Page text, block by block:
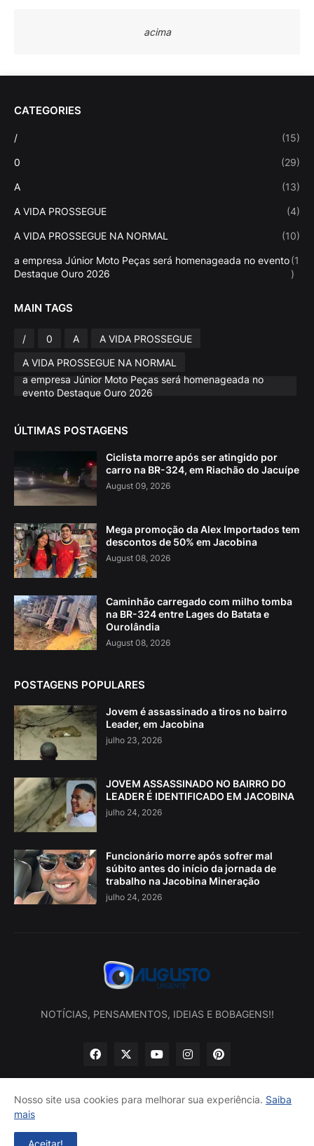
acima
CATEGORIES
/ (15)
0 (29)
A (13)
A VIDA PROSSEGUE (4)
A VIDA PROSSEGUE NA NORMAL (10)
a empresa Júnior Moto Peças será homenageada no evento
Destaque Ouro 2026
(1
)
MAIN TAGS
/ 0 A
A VIDA PROSSEGUE
A VIDA PROSSEGUE NA NORMAL
a empresa Júnior Moto Peças será homenageada no
evento Destaque Ouro 2026
ÚLTIMAS POSTAGENS
Ciclista morre após ser atingido por
carro na BR-324, em Riachão do Jacuípe
August 09, 2026
Mega promoção da Alex Importados tem
descontos de 50% em Jacobina
August 08, 2026
Caminhão carregado com milho tomba
na BR-324 entre Lages do Batata e
Ourolândia
August 08, 2026
POSTAGENS POPULARES
Jovem é assassinado a tiros no bairro
Leader, em Jacobina
julho 23, 2026
JOVEM ASSASSINADO NO BAIRRO DO
LEADER É IDENTIFICADO EM JACOBINA
julho 24, 2026
Funcionário morre após sofrer mal
súbito antes do início da jornada de
trabalho na Jacobina Mineração
julho 24, 2026
NOTÍCIAS, PENSAMENTOS, IDEIAS E BOBAGENS!!
Início
Nosso site usa cookies para melhorar sua experiência. Saiba
mais
Aceitar!